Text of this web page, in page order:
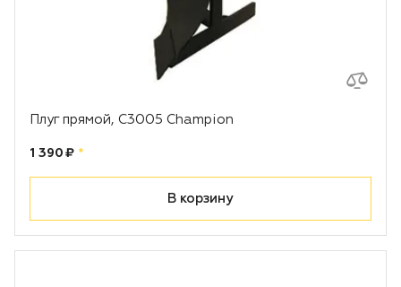
Плуг прямой, С3005 Champion
Цена:
1 390 ₽ рублей
*
В корзину